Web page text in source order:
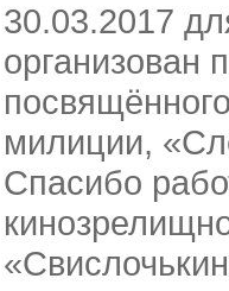
30.03.2017
организован
милиции,
Спасибо